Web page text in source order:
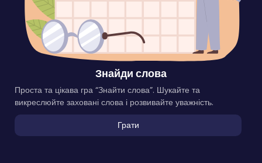
Знайди слова
Проста та цікава гра “Знайти слова”. Шукайте та
викреслюйте заховані слова і розвивайте уважність.
Грати